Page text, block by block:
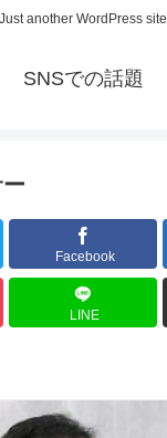
Just another WordPress site
SNSでの話題
Facebook
LINE